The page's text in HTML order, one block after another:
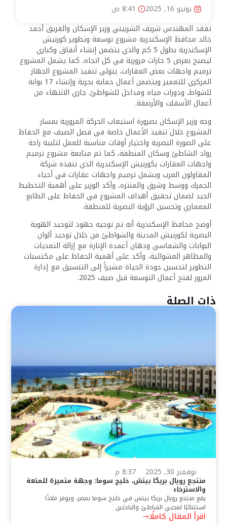
يونيو 16, 2025
8:41 ص
تفقد المهندس شريف الشربيني وزير الإسكان والفريق أحمد
خالد محافظ الإسكندرية مشروع توسعة وتطوير كورنيش
الإسكندرية بطول 5 كم والذي يتضمن إنشاء أنفاق وكباري
ليصبح بعرض 5 حارات مرورية في كل اتجاه، كما يشمل المشروع
ترميم واجهات بعض العقارات، يتولى تنفيذ المشروع الجهاز
المركزي للتعمير ويتضمن أعمال حماية بحرية وإنشاء 17 بوابة
للشواط، ودورات مياه ومداخل للشواطئ. جاري الانتهاء من
أعمال الأسفلت والأرصفة.
وجه وزير الإسكان بضرورة استيعاب الحركة المرورية بمسار
المشروع خلال تنفيذ الأعمال خاصة في فصل الصيف مع الحفاظ
على الصورة البصرية واختيار أوقات مناسبة للعمل لتلبية راحة
رواد الشاطئ وسكان المنطقة، كما تم متابعة مشروع ترميم
واجهات العقارات بكورنيش الإسكندرية الذي تنفذه شركة
المقاولون العرب ويشمل ترميم واجهات عقارات في أحياء
الجمرك ووسط وشرق والمنتزه، وأكد الوزير على أهمية التخطيط
الجيد لضمان تحقيق أهداف المشروع في الحفاظ على الطابع
المعماري وتحسين الرؤية البصرية للمنطقة.
أوضح محافظ الإسكندرية أنه تم توجيه جهود لتوحيد الهوية
البصرية لكورنيش المدينة والشواطئ من خلال توحيد ألوان
البوابات والشماسي ودهان أعمدة الإنارة مع إزالة التعديات
والمظاهر العشوائية، وأكد على أهمية الحفاظ على مكتسبات
التطوير لتحسين جودة الحياة مشيراً إلى التنسيق مع إدارة
المرور لفتح أعمال التوسعة قبل صيف 2025.
ذات الصلة
نوفمبر 30, 2025 8:37 م
منتجع رويال بريكا بيتش، خليج سوما: وجهة متميزة للمتعة
والاسترخاء
يقع منتجع رويال بريكا بيتش في خليج سوما بمصر، ويوفر ملاذًا
استثنائيًا لمحبي الشاطئ والباحثين
اقرأ المقال كاملًا